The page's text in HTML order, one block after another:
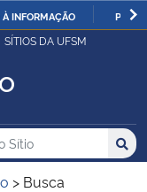
INFORMAÇÃO
SÍTIOS DA UFSM
no no Sítio
> Busca